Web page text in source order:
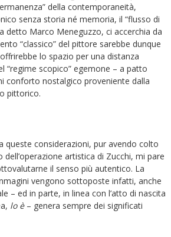
della contemporaneità,
senza storia né memoria, il “flusso di
detto Marco Meneguzzo, ci accerchia da
“classico” del pittore sarebbe dunque
lo spazio per una distanza
“regime scopico” egemone – a patto
conforto nostalgico proveniente dalla
pittorico.
queste considerazioni, pur avendo colto
dell’operazione artistica di Zucchi, mi pare
il senso più autentico. La
vengono sottoposte infatti, anche
– ed in parte, in linea con l’atto di nascita
lo è– genera sempre dei significati